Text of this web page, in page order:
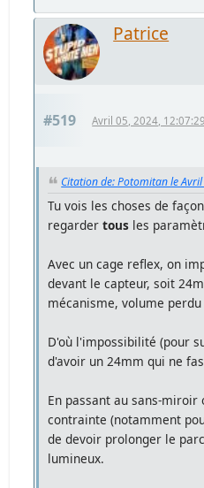
Patrice
#519 Avril 05, 2024, 12:07:29
Citation de: Potomitan le
Tu vois les choses de
regardertous les
Avec un cage reflex, on
devant le capteur, soit
mécanisme, volume
D'où l'impossibilité (pour
d'avoir un 24mm qui ne
En passant au sans-miroir
contrainte (notamment
de devoir prolonger le
lumineux.